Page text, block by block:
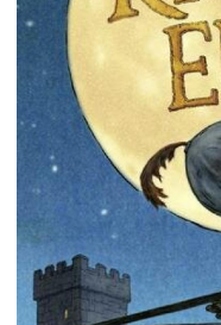
s
t
a
l
t
u
n
g
e
n